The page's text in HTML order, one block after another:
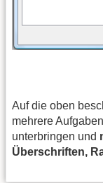
Auf die oben
mehrere
unterbringen und
Überschriften,